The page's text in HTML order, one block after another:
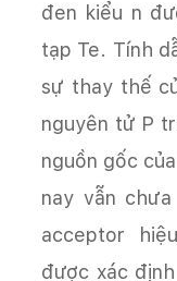
đen kiểu n
tạp Te. Tính
sự thay thế
nguyên tử P
nguồn gốc
nay vẫn
acceptor
được xác